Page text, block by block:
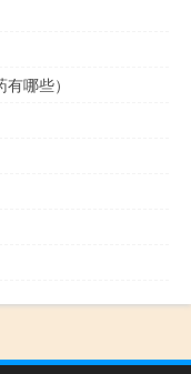
哪些）